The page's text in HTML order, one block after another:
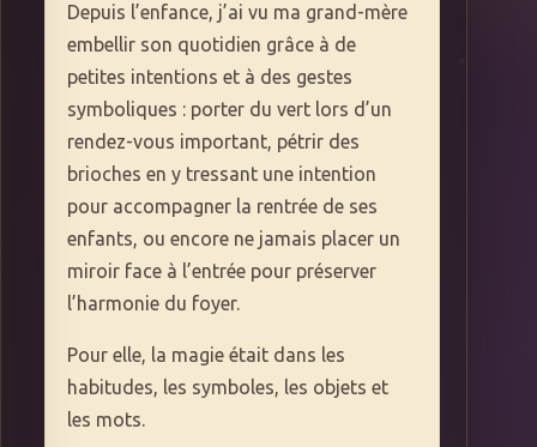
Depuis l’enfance, j’ai vu ma grand-mère
embellir son quotidien grâce à de
petites intentions et à des gestes
symboliques : porter du vert lors d’un
rendez-vous important, pétrir des
brioches en y tressant une intention
pour accompagner la rentrée de ses
enfants, ou encore ne jamais placer un
miroir face à l’entrée pour préserver
l’harmonie du foyer.
Pour elle, la magie était dans les
habitudes, les symboles, les objets et
les mots.